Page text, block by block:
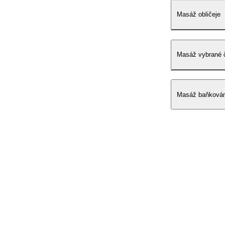
Masáž obličeje
Masáž vybrané
Masáž